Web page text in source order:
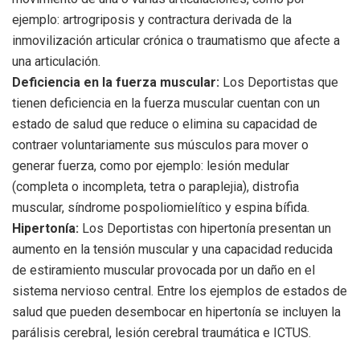
ejemplo: artrogriposis y contractura derivada de la
inmovilización articular crónica o traumatismo que afecte a
una articulación.
Deficiencia en la fuerza muscular: Los Deportistas que
tienen deficiencia en la fuerza muscular cuentan con un
estado de salud que reduce o elimina su capacidad de
contraer voluntariamente sus músculos para mover o
generar fuerza, como por ejemplo: lesión medular
(completa o incompleta, tetra o paraplejia), distrofia
muscular, síndrome pospoliomielítico y espina bífida.
Hipertonía: Los Deportistas con hipertonía presentan un
aumento en la tensión muscular y una capacidad reducida
de estiramiento muscular provocada por un daño en el
sistema nervioso central. Entre los ejemplos de estados de
salud que pueden desembocar en hipertonía se incluyen la
parálisis cerebral, lesión cerebral traumática e ICTUS.